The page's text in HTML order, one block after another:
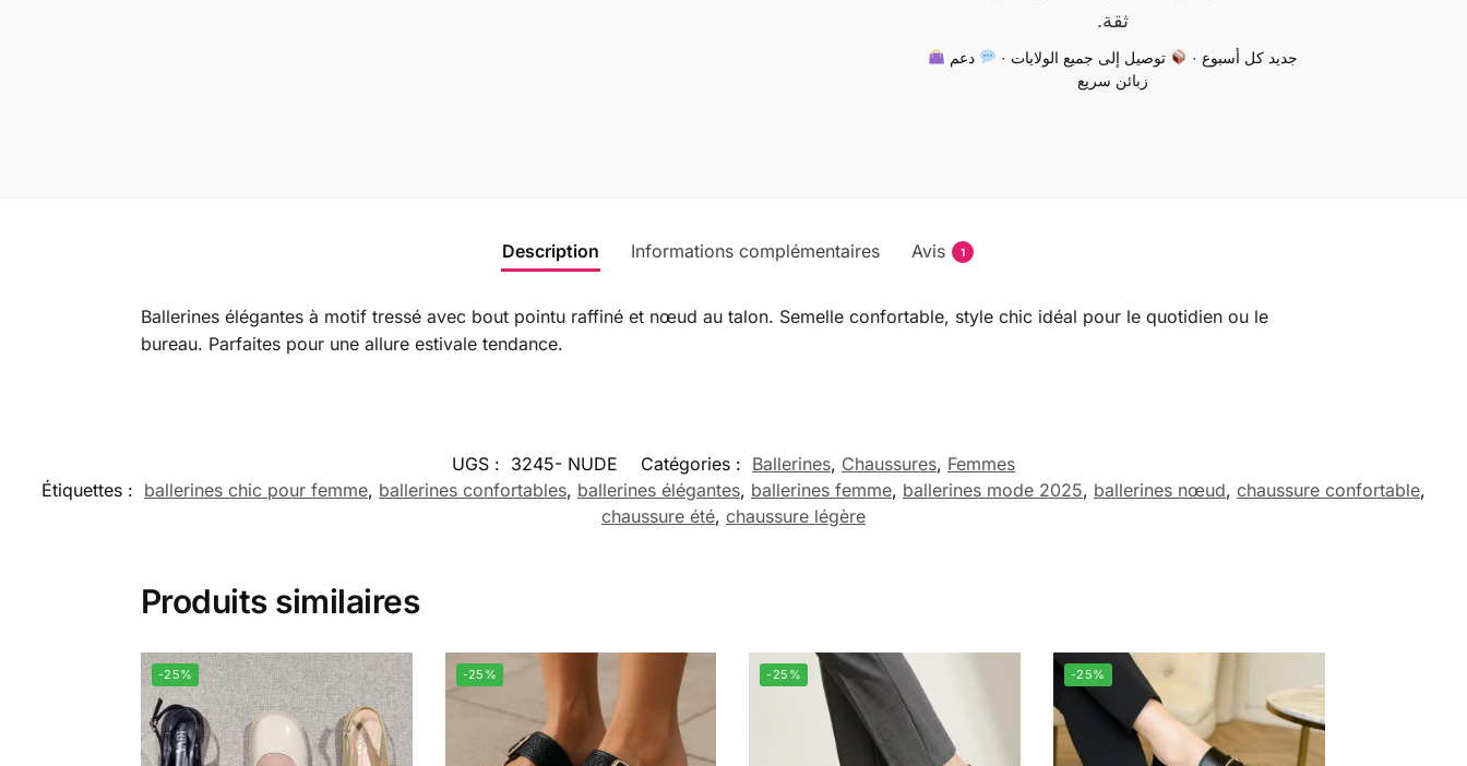
ثقة.
جديد كل أسبوع · توصيل إلى جميع الولايات ·
دعم
زبائن سريع
Description Informations complémentaires Avis 1
Ballerines élégantes à motif tressé avec bout pointu raffiné et nœud au talon. Semelle confortable, style chic idéal pour le quotidien ou le
bureau. Parfaites pour une allure estivale tendance.
UGS : 3245- NUDE Catégories : Ballerines, Chaussures, Femmes
Étiquettes : ballerines chic pour femme, ballerines confortables, ballerines élégantes, ballerines femme, ballerines mode 2025, ballerines nœud, chaussure confortable,
chaussure été, chaussure légère
Produits similaires
-25% -25% -25% -25%